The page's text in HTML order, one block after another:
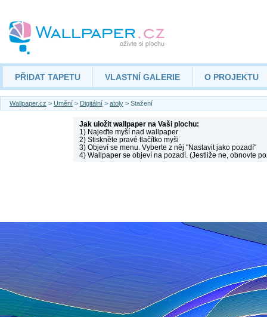
PŘIDAT TAPETU VLASTNÍ GALERIE O PROJEKTU
Wallpaper.cz > Umění > Digitální > atoly > Stažení
Jak uložit wallpaper na Vaši plochu:
1) Najeďte myší nad wallpaper
2) Stiskněte pravé tlačítko myši
3) Objeví se menu. Vyberte z něj "Nastavit jako pozadí"
4) Wallpaper se objeví na pozadí. (Jestliže ne, obnovte